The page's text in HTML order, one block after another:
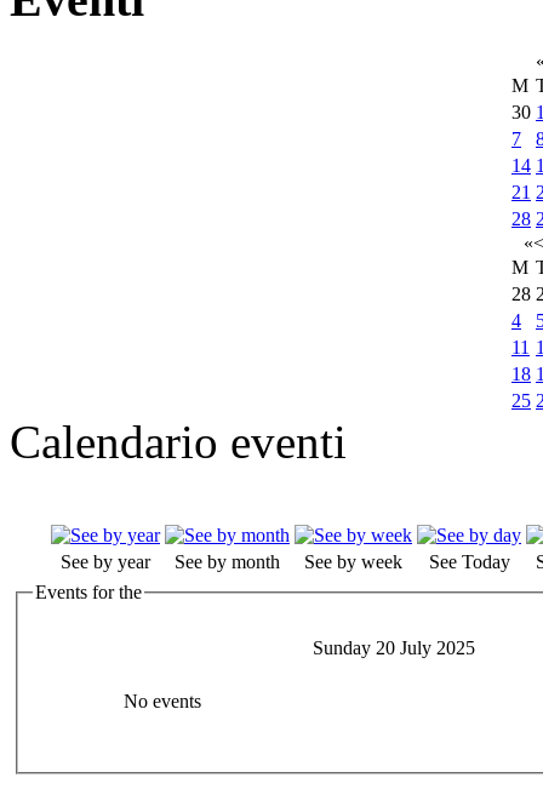
M
30
7
14
21
28
«<
M
28
4
11
18
25
Calendario eventi
See by year See by month See by week See Today
Events for the
Sunday 20 July 2025
No events